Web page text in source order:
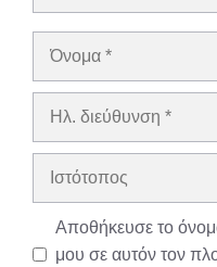
Όνομα
Ηλ.
Ιστότοπος
Αποθήκευσε το
μου σε αυτόν τον